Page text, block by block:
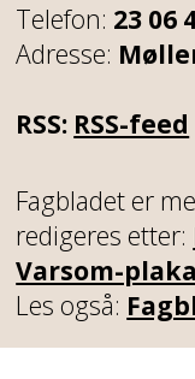
Telefon: 23 06
Adresse:
RSS: RSS-feed
Fagbladet er
redigeres etter:
Varsom-
Les også: